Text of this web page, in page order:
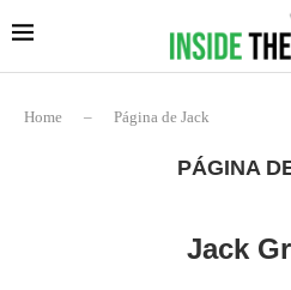
Home – Página de Jack
PÁGINA
Jack